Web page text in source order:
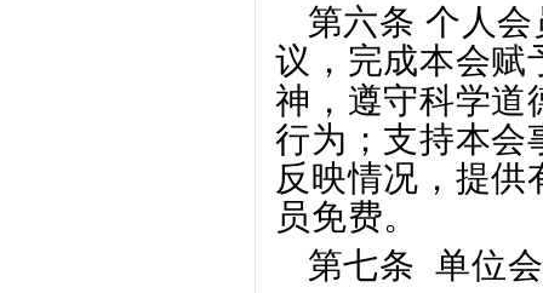
第六条 个人
议，完成本会赋
神，遵守科学道
行为；支持本会
反映情况，提
员免费。
第七条 单位